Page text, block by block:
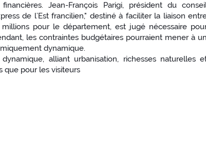
Jean-François Parigi, président du
de l’Est francilien," destiné à faciliter la liaison
pour le département, est jugé nécessaire
les contraintes budgétaires pourraient mener à un
dynamique.
alliant urbanisation, richesses naturelles
que pour les visiteurs